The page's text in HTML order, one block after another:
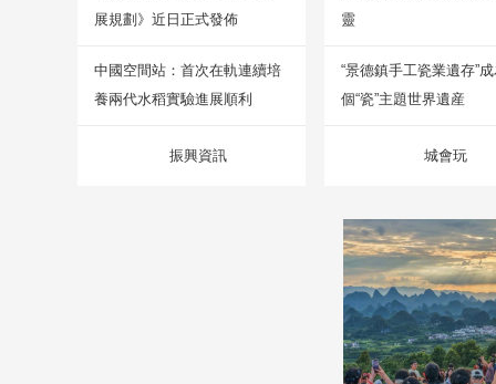
展規劃》近日正式發佈
中國空間站：首次在軌連續培
養兩代水稻實驗進展順利
振興資訊
靈
“景德鎮手工瓷業遺存”
個“瓷”主題世界遺産
城會玩